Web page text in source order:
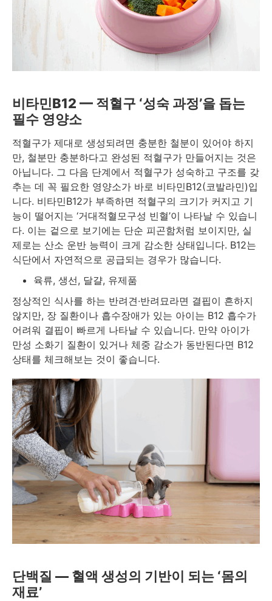
비타민B12 — 적혈구 ‘성숙 과정’을 돕는
필수 영양소
적혈구가 제대로 생성되려면 충분한 철분이 있어야 하지
만, 철분만 충분하다고 완성된 적혈구가 만들어지는 것은
아닙니다. 그 다음 단계에서 적혈구가 성숙하고 구조를 갖
추는 데 꼭 필요한 영양소가 바로 비타민B12(코발라민)입
니다. 비타민B12가 부족하면 적혈구의 크기가 커지고 기
능이 떨어지는 ‘거대적혈모구성 빈혈’이 나타날 수 있습니
다. 이는 겉으로 보기에는 단순 피곤함처럼 보이지만, 실
제로는 산소 운반 능력이 크게 감소한 상태입니다. B12는
식단에서 자연적으로 공급되는 경우가 많습니다.
육류, 생선, 달걀, 유제품
정상적인 식사를 하는 반려견·반려묘라면 결핍이 흔하지
않지만, 장 질환이나 흡수장애가 있는 아이는 B12 흡수가
어려워 결핍이 빠르게 나타날 수 있습니다. 만약 아이가
만성 소화기 질환이 있거나 체중 감소가 동반된다면 B12
상태를 체크해보는 것이 좋습니다.
단백질 — 혈액 생성의 기반이 되는 ‘몸의
재료’